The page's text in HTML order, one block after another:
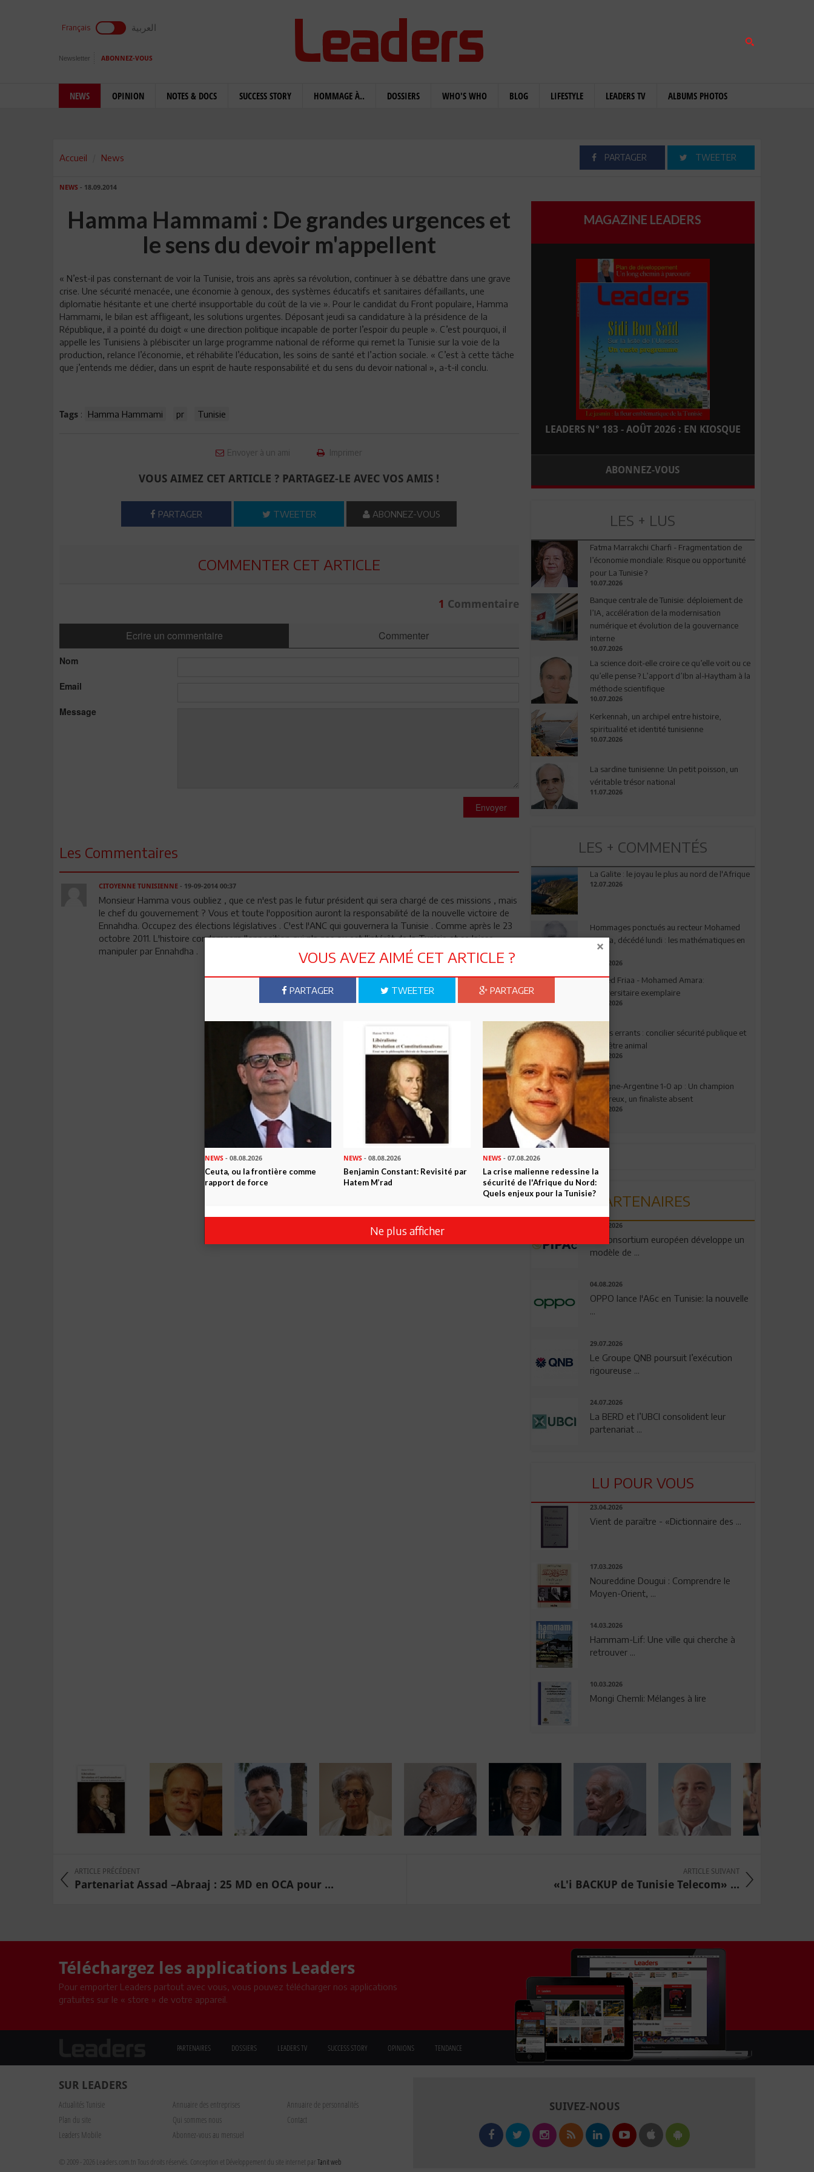
Français العربية
Newsletter ABONNEZ-VOUS
NEWS OPINION NOTES & DOCS SUCCESS STORY HOMMAGE À.. DOSSIERS WHO'S WHO BLOG LIFESTYLE LEADERS TV ALBUMS PHOTOS
Accueil News PARTAGER TWEETER
NEWS - 18.09.2014
Hamma Hammami : De grandes urgences et
le sens du devoir m'appellent
« N’est-il pas consternant de voir la Tunisie, trois ans après sa révolution, continuer à se débattre dans une grave
crise. Une sécurité menacée, une économie à genoux, des systèmes éducatifs et sanitaires défaillants, une
diplomatie hésitante et une cherté insupportable du coût de la vie ». Pour le candidat du Front populaire, Hamma
Hammami, le bilan est affligeant, les solutions urgentes. Déposant jeudi sa candidature à la présidence de la
République, il a pointé du doigt « une direction politique incapable de porter l’espoir du peuple ». C’est pourquoi, il
appelle les Tunisiens à plébisciter un large programme national de réforme qui remet la Tunisie sur la voie de la
production, relance l’économie, et réhabilite l’éducation, les soins de santé et l’action sociale. « C’est à cette tâche
que j’entends me dédier, dans un esprit de haute responsabilité et du sens du devoir national », a-t-il conclu.
Tags : Hamma Hammami pr Tunisie
Envoyer à un ami Imprimer
VOUS AIMEZ CET ARTICLE ? PARTAGEZ-LE AVEC VOS AMIS !
PARTAGER TWEETER ABONNEZ-VOUS
COMMENTER CET ARTICLE
1 Commentaire
Ecrire un commentaire Commenter
Nom
Email
Message
Envoyer
Les Commentaires
CITOYENNE TUNISIENNE- 19-09-2014 00:37
Monsieur Hamma vous oubliez , que ce n'est pas le futur président qui sera chargé de ces missions , mais
le chef du gouvernement ? Vous et toute l'opposition auront la responsabilité de la nouvelle victoire de
Ennahdha. Occupez des élections législatives . C'est l'ANC qui gouvernera la Tunisie . Comme après le 23
octobre 2011. L'histoire condamnera l'opposition qui n'a pas ou est l'intérêt de la Tunisie et se laisse
manipuler par Ennahdha .
MAGAZINE LEADERS
LEADERS N° 183 - AOÛT 2026 : EN KIOSQUE
ABONNEZ-VOUS
LES + LUS
Fatma Marrakchi Charfi - Fragmentation de
l’économie mondiale: Risque ou opportunité
pour La Tunisie ?
10.07.2026
Banque centrale de Tunisie: déploiement de
l’IA, accélération de la modernisation
numérique et évolution de la gouvernance
interne
10.07.2026
La science doit-elle croire ce qu’elle voit ou ce
qu’elle pense ? L’apport d’Ibn al-Haytham à la
méthode scientifique
10.07.2026
Kerkennah, un archipel entre histoire,
spiritualité et identité tunisienne
10.07.2026
La sardine tunisienne: Un petit poisson, un
véritable trésor national
11.07.2026
LES + COMMENTÉS
La Galite : le joyau le plus au nord de l'Afrique
12.07.2026
Hommages ponctués au recteur Mohamed
Amara, décédé lundi : les mathématiques en
deuil
03.08.2026
Ahmed Friaa - Mohamed Amara:
l’Universitaire exemplaire
04.08.2026
Chiens errants : concilier sécurité publique et
bien-être animal
17.07.2026
Espagne-Argentine 1-0 ap : Un champion
valeureux, un finaliste absent
19.07.2026
PARTENAIRES
06.08.2026
Un consortium européen développe un
modèle de ...
04.08.2026
OPPO lance l'A6c en Tunisie: la nouvelle
...
29.07.2026
Le Groupe QNB poursuit l’exécution
rigoureuse ...
24.07.2026
La BERD et l’UBCI consolident leur
partenariat ...
LU POUR VOUS
23.04.2026
Vient de paraître - «Dictionnaire des ...
17.03.2026
Noureddine Dougui : Comprendre le
Moyen-Orient, ...
14.03.2026
Hammam-Lif: Une ville qui cherche à
retrouver ...
10.03.2026
Mongi Chemli: Mélanges à lire
ARTICLE PRÉCÉDENT
Partenariat Assad –Abraaj : 25 MD en OCA pour ...
ARTICLE SUIVANT
«L'i BACKUP de Tunisie Telecom» ...
Téléchargez les applications Leaders
Pour emporter Leaders partout avec vous, vous pouvez télécharger nos applications
gratuites sur le « store » de votre appareil.
PARTENAIRES DOSSIERS LEADERS TV SUCCESS STORY OPINIONS TENDANCE
SUR LEADERS
Actualités Tunisie Annuaire des entreprises
Annuaire de personnalités
Plan du site
Qui sommes nous
Contact
Leaders Mobile
Abonnez-vous au mensuel
© 2009 - 2026 Leaders.com.tn Tous droits réservés. Conception et Développement du site internet parTanit web
SUIVEZ-NOUS
VOUS AVEZ AIMÉ CET ARTICLE ?
PARTAGER TWEETER PARTAGER
NEWS - 08.08.2026
Ceuta, ou la frontière comme
rapport de force
NEWS - 08.08.2026
Benjamin Constant: Revisité par
Hatem M’rad
NEWS- 07.08.2026
La crise malienne redessine la
sécurité de l'Afrique du Nord:
Quels enjeux pour la Tunisie?
Ne plus afficher